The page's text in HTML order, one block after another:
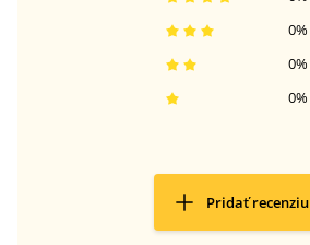
0%
0%
0%
Pridať recenziu